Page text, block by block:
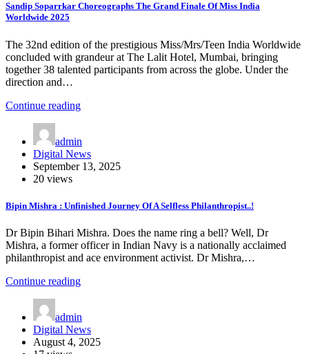
Sandip Soparrkar Choreographs The Grand Finale Of Miss India
Worldwide 2025
The 32nd edition of the prestigious Miss/Mrs/Teen India Worldwide
concluded with grandeur at The Lalit Hotel, Mumbai, bringing
together 38 talented participants from across the globe. Under the
direction and…
Continue reading
admin
Digital News
September 13, 2025
20 views
Bipin Mishra : Unfinished Journey Of A Selfless Philanthropist..!
Dr Bipin Bihari Mishra. Does the name ring a bell? Well, Dr
Mishra, a former officer in Indian Navy is a nationally acclaimed
philanthropist and ace environment activist. Dr Mishra,…
Continue reading
admin
Digital News
August 4, 2025